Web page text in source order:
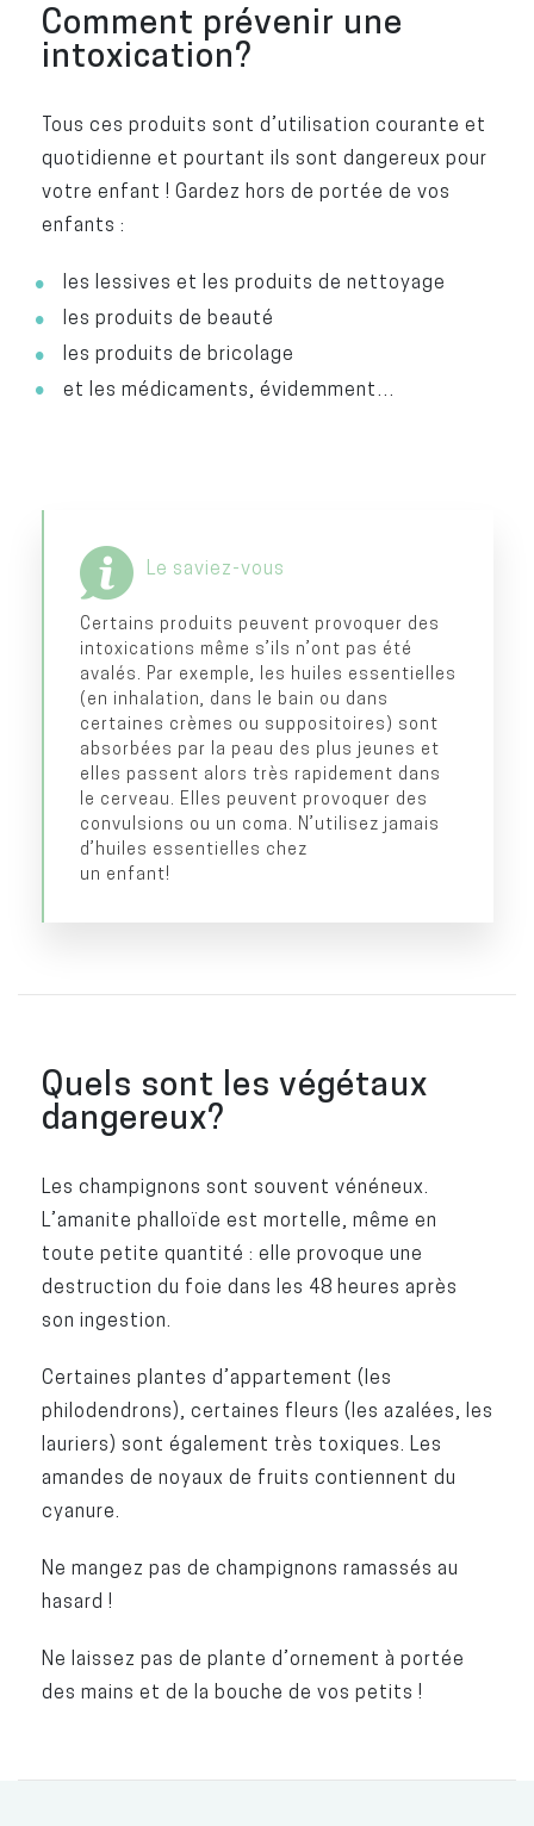
Comment prévenir une
intoxication?
Tous ces produits sont d’utilisation courante et
quotidienne et pourtant ils sont dangereux pour
votre enfant ! Gardez hors de portée de vos
enfants :
les lessives et les produits de nettoyage
les produits de beauté
les produits de bricolage
et les médicaments, évidemment…
Le saviez-vous
Certains produits peuvent provoquer des
intoxications même s’ils n’ont pas été
avalés. Par exemple, les huiles essentielles
(en inhalation, dans le bain ou dans
certaines crèmes ou suppositoires) sont
absorbées par la peau des plus jeunes et
elles passent alors très rapidement dans
le cerveau. Elles peuvent provoquer des
convulsions ou un coma. N’utilisez jamais
d’huiles essentielles chez
un enfant!
Quels sont les végétaux
dangereux?
Les champignons sont souvent vénéneux.
L’amanite phalloïde est mortelle, même en
toute petite quantité : elle provoque une
destruction du foie dans les 48 heures après
son ingestion.
Certaines plantes d’appartement (les
philodendrons), certaines fleurs (les azalées, les
lauriers) sont également très toxiques. Les
amandes de noyaux de fruits contiennent du
cyanure.
Ne mangez pas de champignons ramassés au
hasard !
Ne laissez pas de plante d’ornement à portée
des mains et de la bouche de vos petits !